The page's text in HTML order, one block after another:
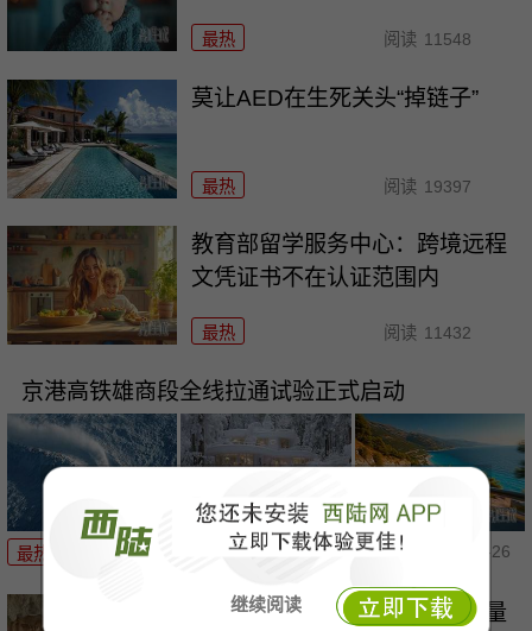
继续阅读
最热 阅读 11548
莫让AED在生死关头“掉链子”
最热 阅读 19397
教育部留学服务中心：跨境远程
文凭证书不在认证范围内
最热 阅读 11432
京港高铁雄商段全线拉通试验正式启动
最热 阅读 12166 05-26
数字再刷新，我国珍稀物种数量